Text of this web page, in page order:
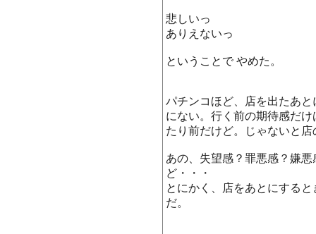
悲しいっ
ありえないっ
ということで やめた。
パチンコほど、店を出たあ
にない。行く前の期待感だ
たり前だけど。じゃないと
あの、失望感？罪悪感？嫌
ど・・・
とにかく、店をあとにする
だ。